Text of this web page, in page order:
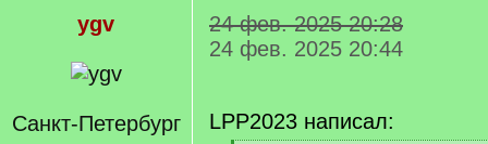
ygv
Санкт-Петербург
24 фев. 2025 20:28
24 фев. 2025 20:44
LPP2023 написал: